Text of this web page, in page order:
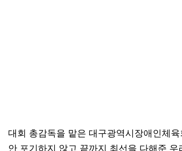
대회 총감독을 맡은 대구광역시장애인체
안 포기하지 않고 끝까지 최선을 다해준